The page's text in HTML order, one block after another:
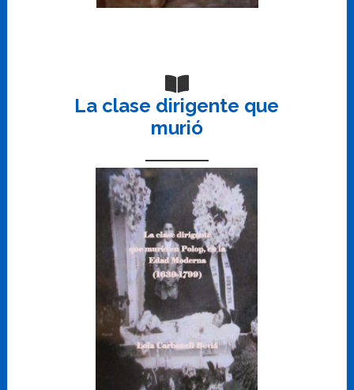
La clase dirigente que
murió